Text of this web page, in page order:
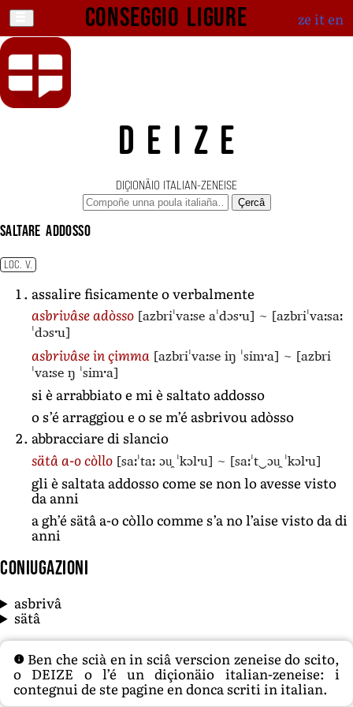
Conseggio ligure ze iten
DEIZE
DIÇIONÄIO ITALIAN-ZENEISE
Çercâ
saltare addosso
LOC. V.
assalire fisicamente o verbalmente
asbrivâse adòsso [azbriˈvaːse aˈdɔsˑu] ~ [azbriˈvaːsaː
ˈdɔsˑu]
asbrivâse in çimma [azbriˈvaːse iŋ ˈsimˑa] ~ [azbri
ˈvaːse ŋ ˈsimˑa]
si è arrabbiato e mi è saltato addosso
o s’é arraggiou e o se m’é asbrivou adòsso
abbracciare di slancio
sätâ a-o còllo [saːˈtaː ɔu̯ ˈkɔlˑu] ~ [saːˈt‿ɔu̯ ˈkɔlˑu]
gli è saltata addosso come se non lo avesse visto
da anni
a gh’é sätâ a-o còllo comme s’a no l’aise visto da di
anni
Coniugazioni
asbrivâ
sätâ
Ben che scià en in sciâ verscion zeneise do scito,
o DEIZE o l’é un diçionäio italian-zeneise: i
contegnui de ste pagine en donca scriti in italian.